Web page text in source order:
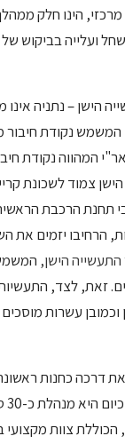
מרכזי, הינו חלק
ועלייה בביקוש
הישן – נתניה אינו
את כביש 57, המשמש
המהווה נקודת
צמוד לשכונת
תחנת הרכבת
הרחיבו יזמים את
הישן,
זאת, לצד,
עשרות
הכוללת צוות